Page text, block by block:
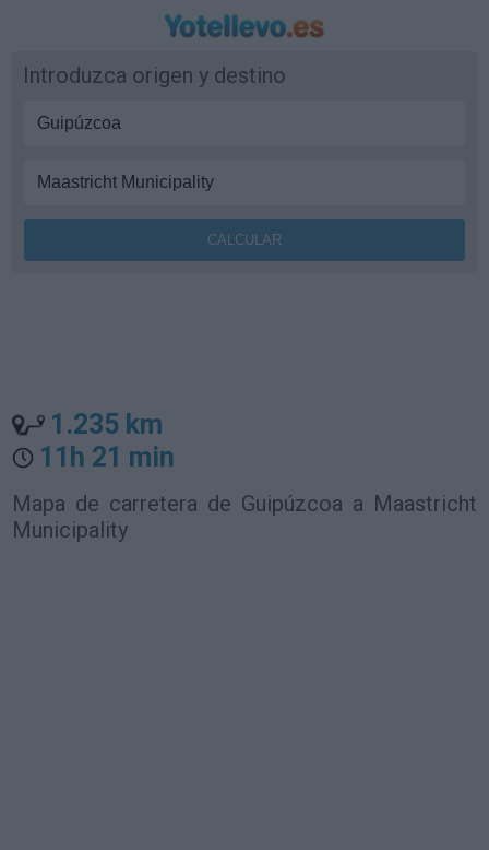
Introduzca origen y destino
1.235 km
11h 21 min
Mapa de carretera de Guipúzcoa a Maastricht
Municipality